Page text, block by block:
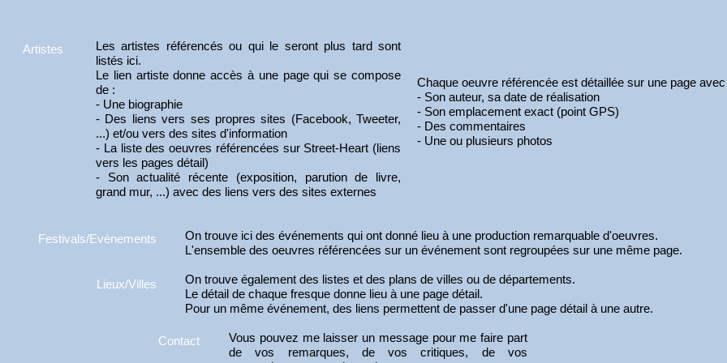
Artistes
Les artistes référencés ou qui le seront plus tard sont
listés ici.
Le lien artiste donne accès à une page qui se compose
de :
- Une biographie
- Des liens vers ses propres sites (Facebook, Tweeter,
...) et/ou vers des sites d'information
- La liste des oeuvres référencées sur Street-Heart (liens
vers les pages détail)
- Son actualité récente (exposition, parution de livre,
grand mur, ...) avec des liens vers des sites externes
Chaque oeuvre référencée est détaillée sur une page
- Son auteur, sa date de réalisation
- Son emplacement exact (point GPS)
- Des commentaires
- Une ou plusieurs photos
Festivals/Evènements
On trouve ici des événements qui ont donné lieu à une production remarquable d'oeuvres.
L'ensemble des oeuvres référencées sur un événement sont regroupées sur une même page.
On trouve également des listes et des plans de villes ou de départements.
Le détail de chaque fresque donne lieu à une page détail.
Pour un même événement, des liens permettent de passer d'une page détail à une autre.
Lieux/Villes
Contact
Vous pouvez me laisser un message pour me faire part
de vos remarques, de vos critiques, de vos